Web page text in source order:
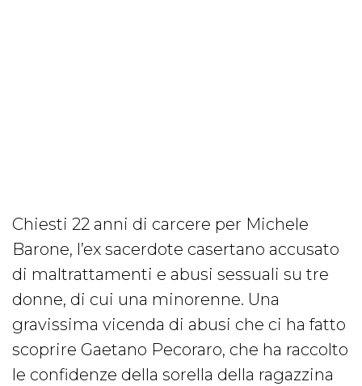
Chiesti 22 anni di carcere per Michele
Barone, l’ex sacerdote casertano accusato
di maltrattamenti e abusi sessuali su tre
donne, di cui una minorenne. Una
gravissima vicenda di abusi che ci ha fatto
scoprire Gaetano Pecoraro, che ha raccolto
le confidenze della sorella della ragazzina